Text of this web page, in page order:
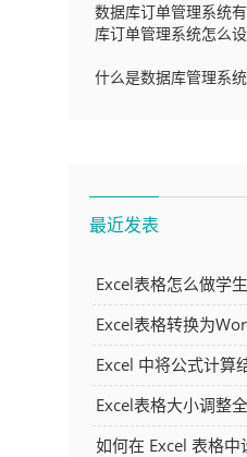
数据库订单管理系统
库订单管理系统怎么设
什么是数据库管理系统
最近发表
Excel表格怎么做学
Excel表格转换为
解析
Excel 中将公式计算
字的多种方法
Excel表格大小调整
如何在 Excel 表格中